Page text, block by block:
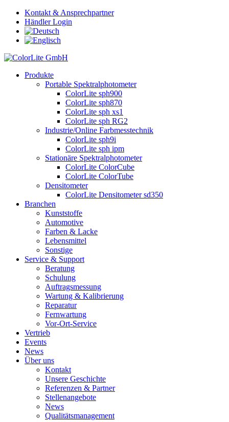
Kontakt & Ansprechpartner
Händler Login
Produkte
Portable Spektralphotometer
ColorLite sph900
ColorLite sph870
ColorLite sph xs1
ColorLite sph RG2
Industrie/Online Farbmesstechnik
ColorLite sph9i
ColorLite sph ipm
Stationäre Spektralphotometer
ColorLite ColorCube
ColorLite ColorTube
Densitometer
ColorLite Densitometer sd350
Branchen
Kunststoffe
Automotive
Farben & Lacke
Lebensmittel
Sonstige
Service & Support
Beratung
Schulung
Auftragsmessung
Wartung & Kalibrierung
Reparatur
Fernwartung
Vor-Ort-Service
Vertrieb
Events
News
Über uns
Kontakt
Unsere Geschichte
Referenzen & Partner
Stellenangebote
News
Qualitätsmanagement